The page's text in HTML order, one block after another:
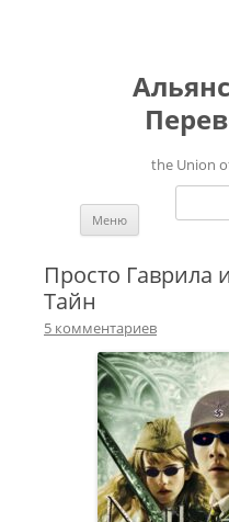
the Union
Найти:
Меню
Просто Гаврила
Тайн
5 комментариев